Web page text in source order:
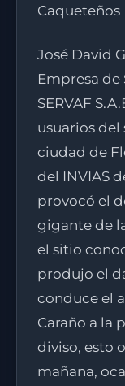
Caqueteños
José David
Empresa de
SERVAF
usuarios
ciudad de
del INVIAS
provocó el
gigante de
el sitio
produjo el
conduce el
Caraño a la
diviso, esto
mañana,